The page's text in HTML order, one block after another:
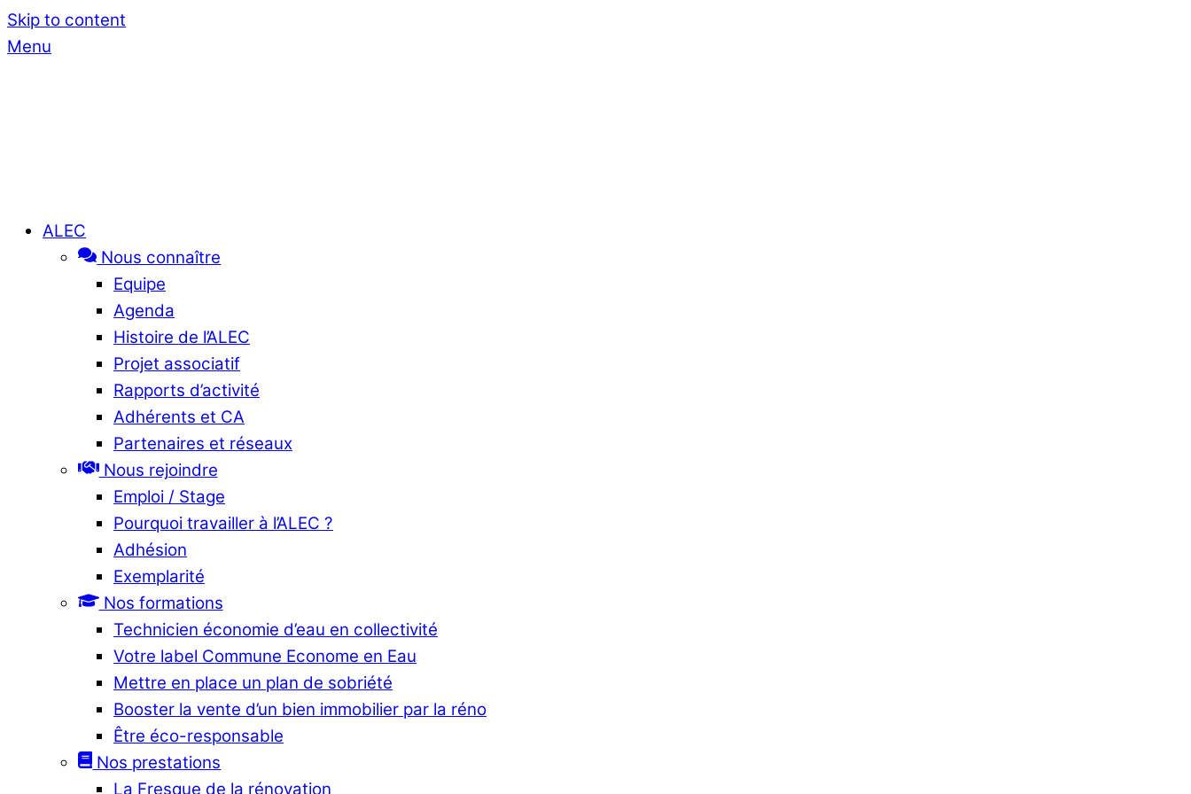
Skip to content
Menu
ALEC
Nous connaître
Equipe
Agenda
Histoire de l’ALEC
Projet associatif
Rapports d’activité
Adhérents et CA
Partenaires et réseaux
Nous rejoindre
Emploi / Stage
Pourquoi travailler à l’ALEC ?
Adhésion
Exemplarité
Nos formations
Technicien économie d’eau en collectivité
Votre label Commune Econome en Eau
Mettre en place un plan de sobriété
Booster la vente d’un bien immobilier par la réno
Être éco-responsable
Nos prestations
La Fresque de la rénovation